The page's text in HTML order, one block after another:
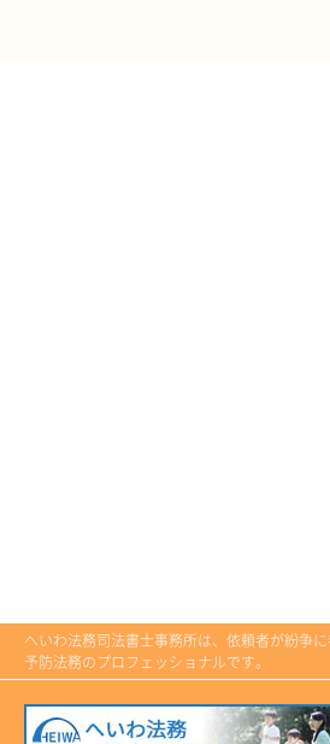
へいわ法務司法書士事務所は、依頼者が紛争
予防法務のプロフェッショナルです。